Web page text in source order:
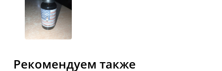
Рекомендуем также